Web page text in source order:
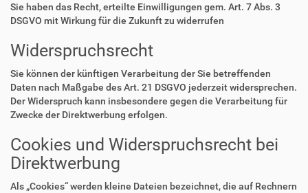
Sie haben das Recht, erteilte Einwilligungen gem. Art. 7 Abs. 3
DSGVO mit Wirkung für die Zukunft zu widerrufen
Widerspruchsrecht
Sie können der künftigen Verarbeitung der Sie betreffenden
Daten nach Maßgabe des Art. 21 DSGVO jederzeit widersprechen.
Der Widerspruch kann insbesondere gegen die Verarbeitung für
Zwecke der Direktwerbung erfolgen.
Cookies und Widerspruchsrecht bei
Direktwerbung
Als „Cookies“ werden kleine Dateien bezeichnet, die auf Rechnern